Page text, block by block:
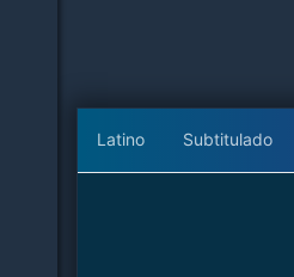
Latino Subtitulado